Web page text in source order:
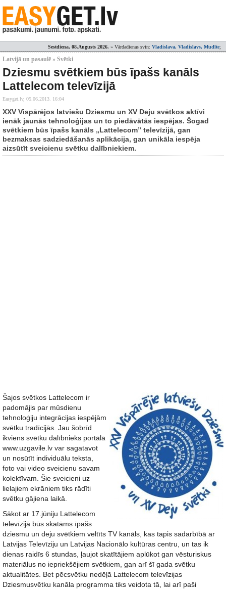
Sestdiena, 08.Augusts 2026. » Vārdadienas svin: Vladislava, Vladislavs, Mudīte;
Latvijā un pasaulē » Svētki
Dziesmu svētkiem būs īpašs kanāls
Lattelecom televīzijā
Easyget.lv, 05.06.2013. 16:04
XXV Vispārējos latviešu Dziesmu un XV Deju svētkos aktīvi
ienāk jaunās tehnoloģijas un to piedāvātās iespējas. Šogad
svētkiem būs īpašs kanāls „Lattelecom” televīzijā, gan
bezmaksas sadziedāšanās aplikācija, gan unikāla iespēja
aizsūtīt sveicienu svētku dalībniekiem.
Šajos svētkos Lattelecom ir
padomājis par mūsdienu
tehnoloģiju integrācijas iespējām
svētku tradīcijās. Jau šobrīd
ikviens svētku dalībnieks portālā
www.uzgavile.lv var sagatavot
un nosūtīt individuālu teksta,
foto vai video sveicienu savam
kolektīvam. Šie sveicieni uz
lielajiem ekrāniem tiks rādīti
svētku gājiena laikā.
Sākot ar 17.jūniju Lattelecom
televīzijā būs skatāms īpašs
dziesmu un deju svētkiem veltīts TV kanāls, kas tapis sadarbībā ar
Latvijas Televīziju un Latvijas Nacionālo kultūras centru, un tas ik
dienas raidīs 6 stundas, ļaujot skatītājiem aplūkot gan vēsturiskus
materiālus no iepriekšējiem svētkiem, gan arī šī gada svētku
aktualitātes. Bet pēcsvētku nedēļā Lattelecom televīzijas
Dziesmusvētku kanāla programma tiks veidota tā, lai arī paši